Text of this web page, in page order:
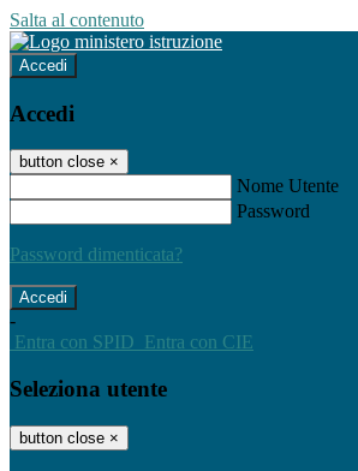
Salta al contenuto
Accedi
Accedi
button close ×
Nome Utente
Password
Password dimenticata?
-
Entra con SPID Entra con CIE
Seleziona utente
button close ×